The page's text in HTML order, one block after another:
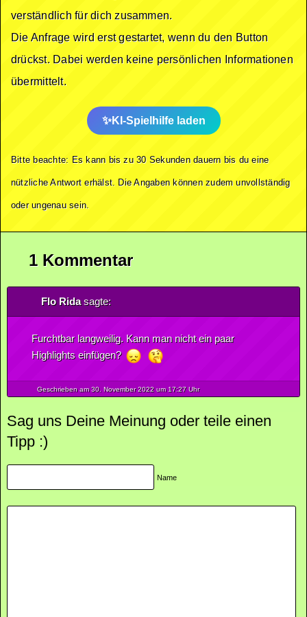
verständlich für dich zusammen.
Die Anfrage wird erst gestartet, wenn du den Button
drückst. Dabei werden keine persönlichen Informationen
übermittelt.
KI-Spielhilfe laden
Bitte beachte: Es kann bis zu 30 Sekunden dauern bis du eine
nützliche Antwort erhälst. Die Angaben können zudem unvollständig
oder ungenau sein.
1 Kommentar
Flo Ridasagte:
Furchtbar langweilig. Kann man nicht ein paar
Highlights einfügen?
Geschrieben am 30. November2022um 17:27 Uhr
Sag uns Deine Meinung oder teile einen
Tipp :)
Name